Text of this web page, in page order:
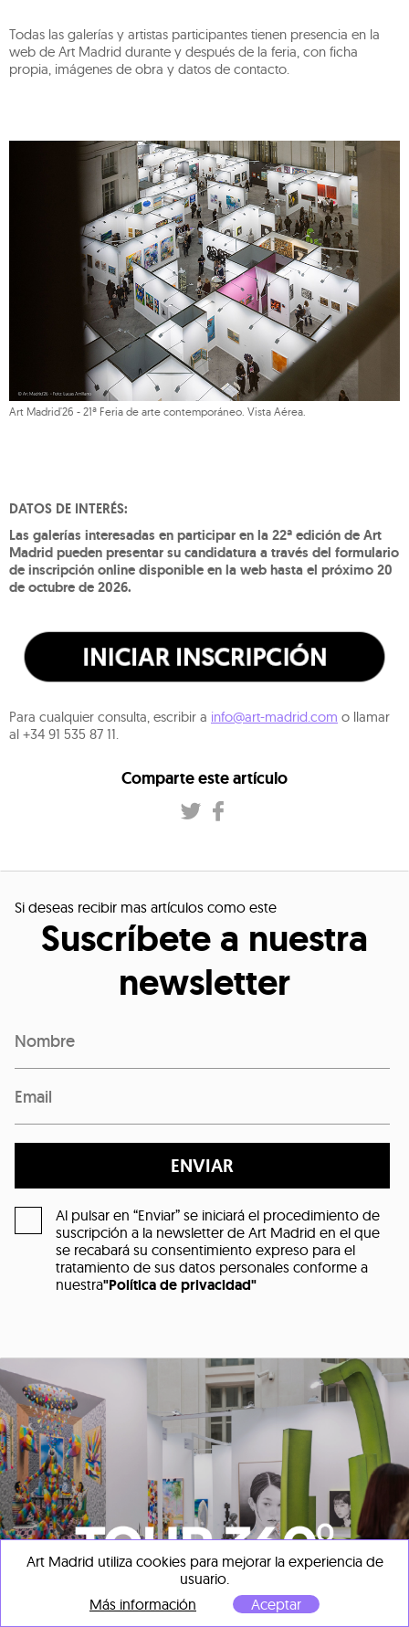
Todas las galerías y artistas participantes tienen presencia en la
web de Art Madrid durante y después de la feria, con ficha
propia, imágenes de obra y datos de contacto.
Art Madrid'26 - 21ª Feria de arte contemporáneo. Vista Aérea.
DATOS DE INTERÉS:
Las galerías interesadas en participar en la 22ª edición de Art
Madrid pueden presentar su candidatura a través del formulario
de inscripción online disponible en la web hasta el próximo 20
de octubre de 2026.
Para cualquier consulta, escribir a info@art-madrid.com o llamar
al +34 91 535 87 11.
Comparte este artículo
Si deseas recibir mas artículos como este
Suscríbete a nuestra
newsletter
ENVIAR
Al pulsar en “Enviar” se iniciará el procedimiento de
suscripción a la newsletter de Art Madrid en el que
se recabará su consentimiento expreso para el
tratamiento de sus datos personales conforme a
nuestra"Política de privacidad"
Art Madrid utiliza cookies para mejorar la experiencia de
usuario.
Más información
Aceptar